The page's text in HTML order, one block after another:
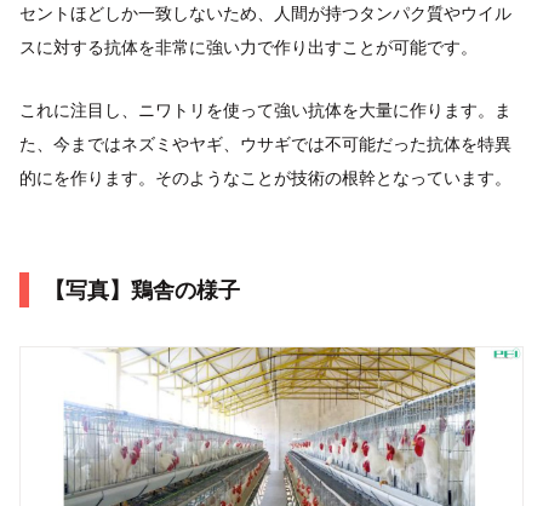
セントほどしか一致しないため、人間が持つタンパク質やウイル
スに対する抗体を非常に強い力で作り出すことが可能です。
これに注目し、ニワトリを使って強い抗体を大量に作ります。ま
た、今まではネズミやヤギ、ウサギでは不可能だった抗体を特異
的にを作ります。そのようなことが技術の根幹となっています。
【写真】鶏舎の様子